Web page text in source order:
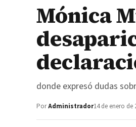
Mónica
donde expresó dudas
PorAdministrador14 de enero de